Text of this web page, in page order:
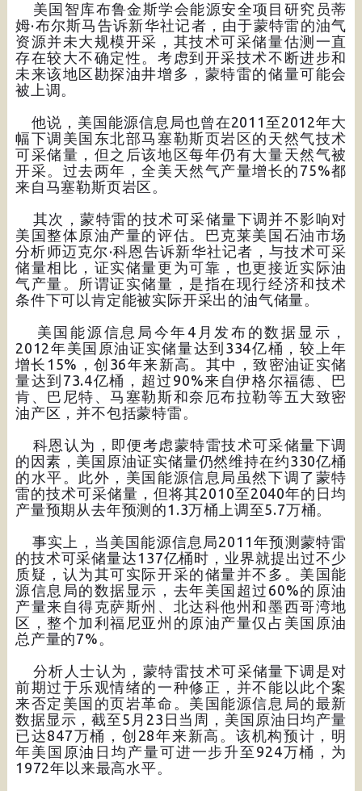
美国智库布鲁金斯学会能源安全项目研究员蒂
姆·布尔斯马告诉新华社记者，由于蒙特雷的油气
资源并未大规模开采，其技术可采储量估测一直
存在较大不确定性。考虑到开采技术不断进步和
未来该地区勘探油井增多，蒙特雷的储量可能会
被上调。
他说，美国能源信息局也曾在2011至2012年大
幅下调美国东北部马塞勒斯页岩区的天然气技术
可采储量，但之后该地区每年仍有大量天然气被
开采。过去两年，全美天然气产量增长的75%都
来自马塞勒斯页岩区。
其次，蒙特雷的技术可采储量下调并不影响对
美国整体原油产量的评估。巴克莱美国石油市场
分析师迈克尔·科恩告诉新华社记者，与技术可采
储量相比，证实储量更为可靠，也更接近实际油
气产量。所谓证实储量，是指在现行经济和技术
条件下可以肯定能被实际开采出的油气储量。
美国能源信息局今年4月发布的数据显示，
2012年美国原油证实储量达到334亿桶，较上年
增长15%，创36年来新高。其中，致密油证实储
量达到73.4亿桶，超过90%来自伊格尔福德、巴
肯、巴尼特、马塞勒斯和奈厄布拉勒等五大致密
油产区，并不包括蒙特雷。
科恩认为，即便考虑蒙特雷技术可采储量下调
的因素，美国原油证实储量仍然维持在约330亿桶
的水平。此外，美国能源信息局虽然下调了蒙特
雷的技术可采储量，但将其2010至2040年的日均
产量预期从去年预测的1.3万桶上调至5.7万桶。
事实上，当美国能源信息局2011年预测蒙特雷
的技术可采储量达137亿桶时，业界就提出过不少
质疑，认为其可实际开采的储量并不多。美国能
源信息局的数据显示，去年美国超过60%的原油
产量来自得克萨斯州、北达科他州和墨西哥湾地
区，整个加利福尼亚州的原油产量仅占美国原油
总产量的7%。
分析人士认为，蒙特雷技术可采储量下调是对
前期过于乐观情绪的一种修正，并不能以此个案
来否定美国的页岩革命。美国能源信息局的最新
数据显示，截至5月23日当周，美国原油日均产量
已达847万桶，创28年来新高。该机构预计，明
年美国原油日均产量可进一步升至924万桶，为
1972年以来最高水平。